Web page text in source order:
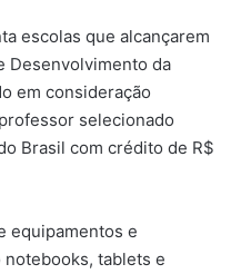
escolas que alcançarem
Desenvolvimento da
em consideração
selecionado
Brasil com crédito de R$
equipamentos e
tablets e